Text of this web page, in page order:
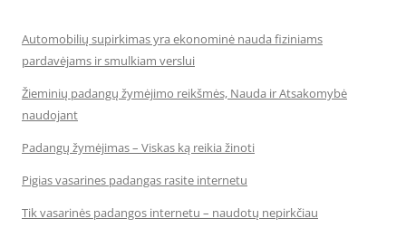
Automobilių supirkimas yra ekonominė nauda fiziniams
pardavėjams ir smulkiam verslui
Žieminių padangų žymėjimo reikšmės, Nauda ir Atsakomybė
naudojant
Padangų žymėjimas – Viskas ką reikia žinoti
Pigias vasarines padangas rasite internetu
Tik vasarinės padangos internetu – naudotų nepirkčiau